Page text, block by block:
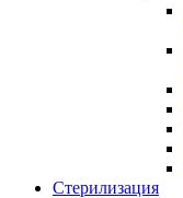
Стерилизация